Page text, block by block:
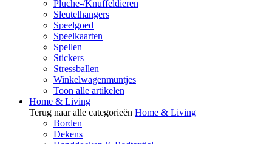
Pluche-/Knuffeldieren
Sleutelhangers
Speelgoed
Speelkaarten
Spellen
Stickers
Stressballen
Winkelwagenmuntjes
Toon alle artikelen
Home & Living
Terug naar alle categorieën Home & Living
Borden
Dekens